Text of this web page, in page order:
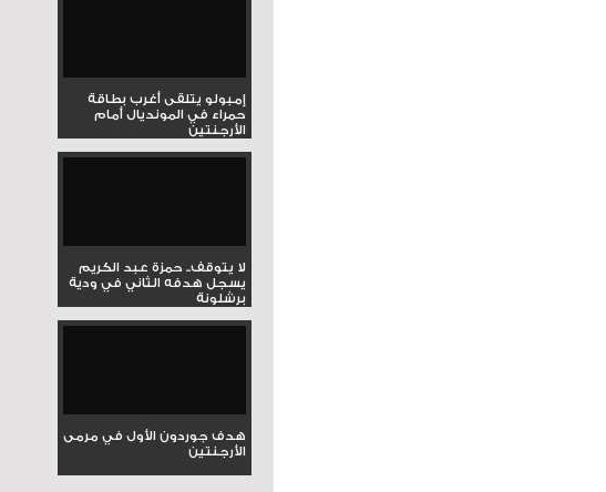
إمبولو يتلقى أغرب بطاقة
حمراء في المونديال أمام
الأرجنتين
لا يتوقف.. حمزة عبد الكريم
يسجل هدفه الثاني في ودية
برشلونة
هدف جوردون الأول في مرمى
الأرجنتين